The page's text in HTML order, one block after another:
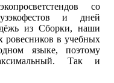
со
и дней
из Сборки, наши
ровесников в учебных
языке, поэтому
Так и